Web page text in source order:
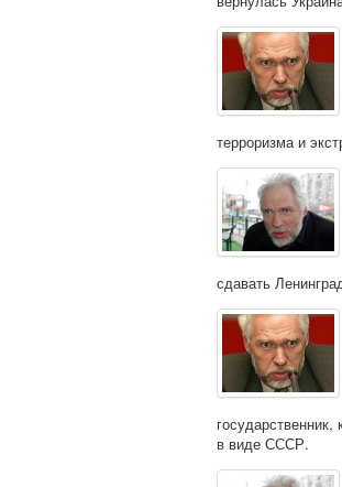
терроризма и
сдавать
в виде СССР.